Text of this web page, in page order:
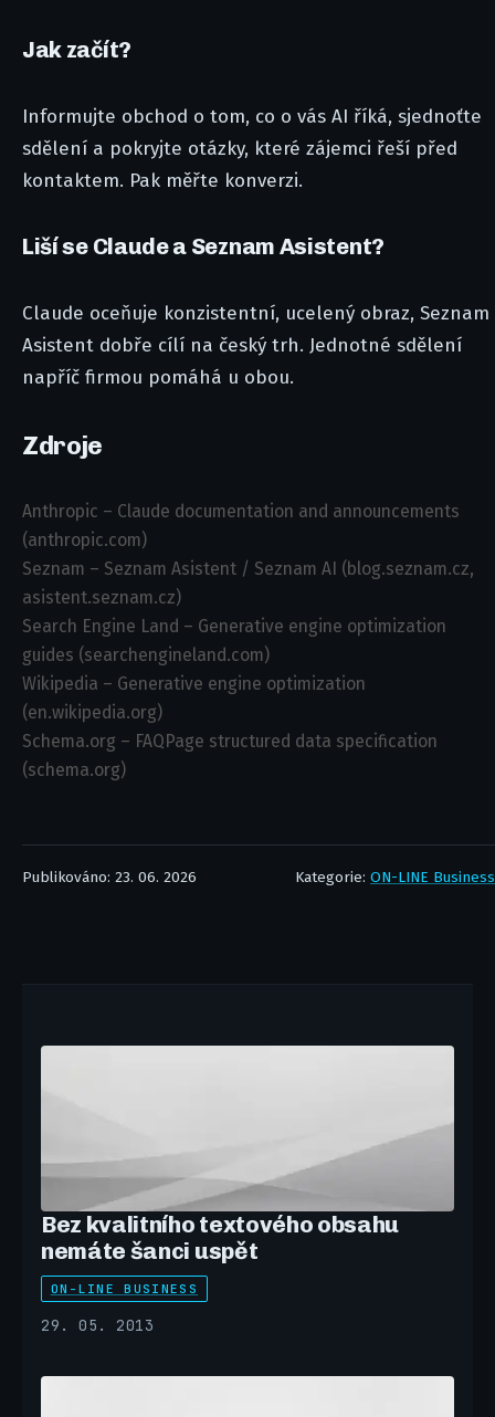
Jak začít?
Informujte obchod o tom, co o vás AI říká, sjednoťte
sdělení a pokryjte otázky, které zájemci řeší před
kontaktem. Pak měřte konverzi.
Liší se Claude a Seznam Asistent?
Claude oceňuje konzistentní, ucelený obraz, Seznam
Asistent dobře cílí na český trh. Jednotné sdělení
napříč firmou pomáhá u obou.
Zdroje
Anthropic – Claude documentation and announcements
(anthropic.com)
Seznam – Seznam Asistent / Seznam AI (blog.seznam.cz,
asistent.seznam.cz)
Search Engine Land – Generative engine optimization
guides (searchengineland.com)
Wikipedia – Generative engine optimization
(en.wikipedia.org)
Schema.org – FAQPage structured data specification
(schema.org)
Publikováno: 23. 06. 2026 Kategorie: ON-LINE Business
Bez kvalitního textového obsahu
nemáte šanci uspět
ON-LINE BUSINESS
29. 05. 2013